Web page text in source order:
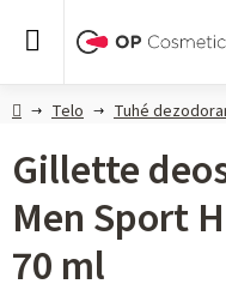
DomovTelo Tuhé
Gillette
Men Sport
70 ml